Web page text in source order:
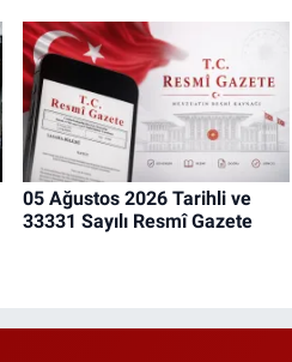
05 Ağustos 2026 Tarihli ve
33331 Sayılı Resmî Gazete